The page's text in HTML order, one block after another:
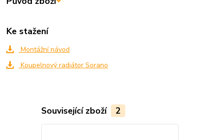
Ke stažení
Montážní návod
Koupelnový radiátor Sorano
Související zboží 2